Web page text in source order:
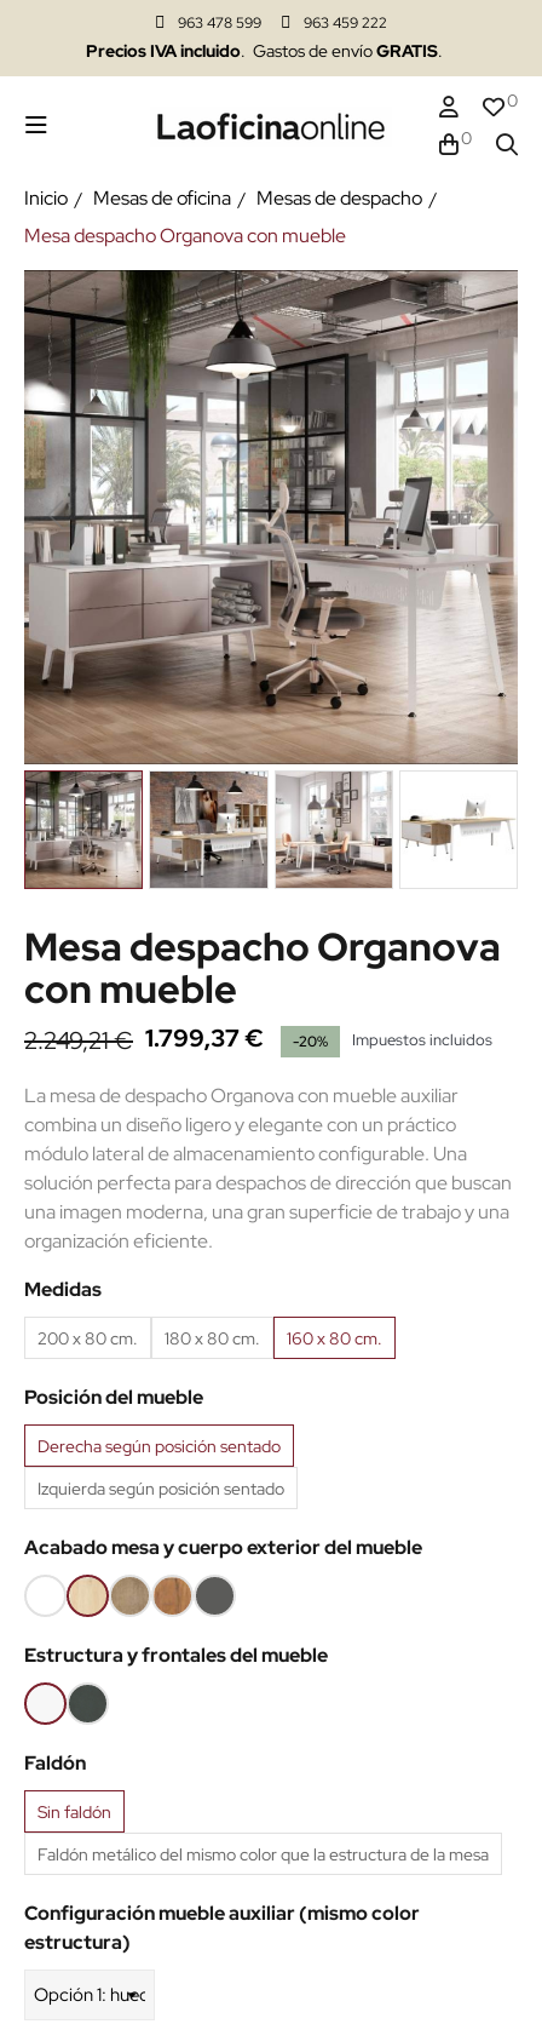
963 478 599 963 459 222
Precios IVA incluido. Gastos de envíoGRATIS.
0
0
Inicio Mesas de oficina
Mesas de despacho
Mesa despacho Organova con mueble
Mesa despacho Organova
con mueble
2.249,21 € 1.799,37 € -20% Impuestos incluidos
La mesa de despacho Organova con mueble auxiliar
combina un diseño ligero y elegante con un práctico
módulo lateral de almacenamiento configurable. Una
solución perfecta para despachos de dirección que buscan
una imagen moderna, una gran superficie de trabajo y una
organización eficiente.
Medidas
200 x 80 cm. 180 x 80 cm. 160 x 80 cm.
Posición del mueble
Derecha según posición sentado
Izquierda según posición sentado
Acabado mesa y cuerpo exterior del mueble
Blanco
(IMA)
Roble
claro
(IMA)
Roble
Nuez
(IMA)
Roble
viejo
(IMA)
Antracita
(IMA)
Estructura y frontales del mueble
BlancoAntracita
Faldón
Sin faldón
Faldón metálico del mismo color que la estructura de la mesa
Configuración mueble auxiliar (mismo color
estructura)